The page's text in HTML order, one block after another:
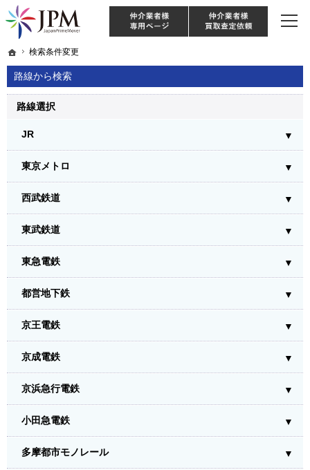
ホーム
検索条件変更
路線から検索
東京・神奈川・埼玉・千葉のリノベーション住宅や中古マンションを手がける会
【物件買取強化中！】リノベーション住宅・不動産・中古マンションならJPM
路線選択
JR
東京メトロ
西武鉄道
東武鉄道
東急電鉄
都営地下鉄
京王電鉄
京成電鉄
京浜急行電鉄
小田急電鉄
多摩都市モノレール
ホーム
検索条件変更